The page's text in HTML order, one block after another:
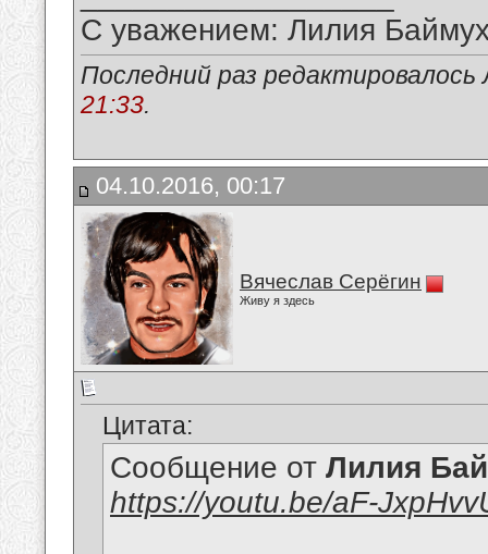
С уважением: Лилия
Последний раз
21:33.
04.10.2016, 00:17
Вячеслав Серёгин
Живу я здесь
Цитата:
Сообщение от Лилия
https://youtu.be/aF-